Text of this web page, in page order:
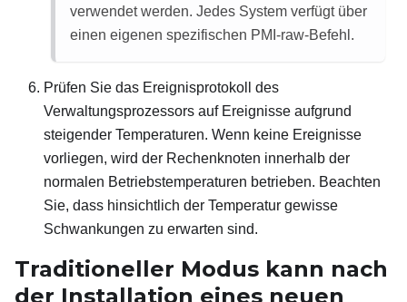
verwendet werden. Jedes System verfügt über
einen eigenen spezifischen PMI-raw-Befehl.
Prüfen Sie das Ereignisprotokoll des
Verwaltungsprozessors auf Ereignisse aufgrund
steigender Temperaturen. Wenn keine Ereignisse
vorliegen, wird der Rechenknoten innerhalb der
normalen Betriebstemperaturen betrieben. Beachten
Sie, dass hinsichtlich der Temperatur gewisse
Schwankungen zu erwarten sind.
Traditioneller Modus kann nach
der Installation eines neuen